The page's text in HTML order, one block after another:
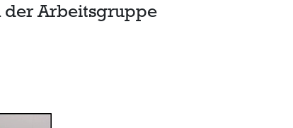
der Arbeitsgruppe